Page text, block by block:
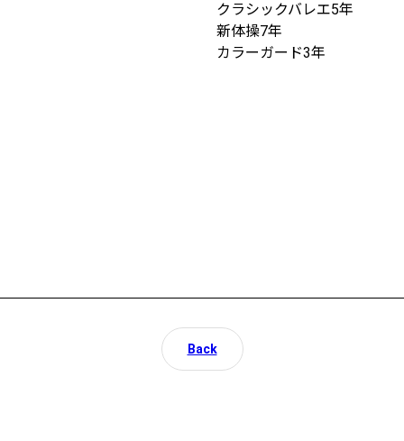
クラシックバレエ5年
新体操7年
カラーガード3年
Back